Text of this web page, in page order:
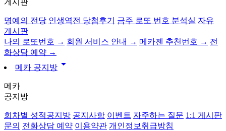
명예의 전당 인생역전 당첨후기 금주 로또 번호 분석실 자유
게시판
나의 로또번호 → 회원 서비스 안내 → 메카젠 추천번호 → 전
화상담 예약 →
메카 공지방 arrow_drop_down
메카
공지방
회차별 성적공지방 공지사항 이벤트 자주하는 질문 1:1 게시판
문의 전화상담 예약 이용약관 개인정보취급방침